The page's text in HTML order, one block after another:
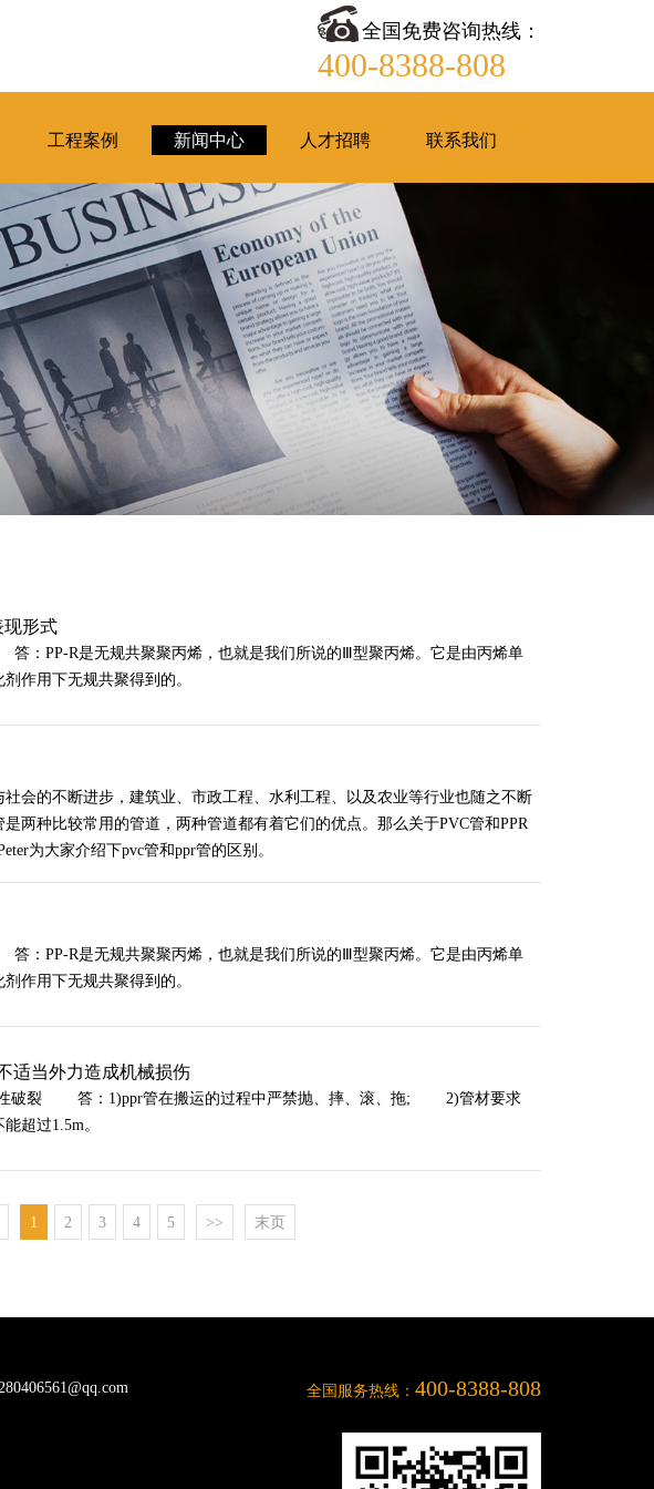
全国免费咨询热线：
400-8388-808
工程案例 新闻中心 人才招聘 联系我们
现形式
PP-R是无规共聚聚丙烯，也就是我们所说的Ⅲ型聚丙烯。它是由丙烯单
作用下无规共聚得到的。
的不断进步，建筑业、市政工程、水利工程、以及农业等行业也随之不断
两种比较常用的管道，两种管道都有着它们的优点。那么关于PVC管和PPR
为大家介绍下pvc管和ppr管的区别。
PP-R是无规共聚聚丙烯，也就是我们所说的Ⅲ型聚丙烯。它是由丙烯单
作用下无规共聚得到的。
适当外力造成机械损伤
破裂 答：1)ppr管在搬运的过程中严禁抛、摔、滚、拖; 2)管材要求
超过1.5m。
1 2 3 4 5 >> 末页
全国服务热线： 400-8388-808